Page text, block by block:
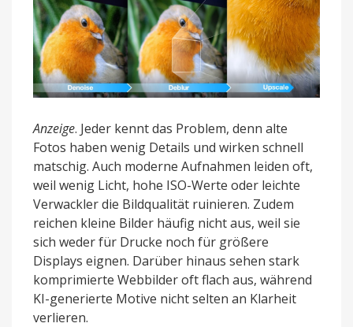
Anzeige. Jeder kennt das Problem, denn alte
Fotos haben wenig Details und wirken schnell
matschig. Auch moderne Aufnahmen leiden oft,
weil wenig Licht, hohe ISO-Werte oder leichte
Verwackler die Bildqualität ruinieren. Zudem
reichen kleine Bilder häufig nicht aus, weil sie
sich weder für Drucke noch für größere
Displays eignen. Darüber hinaus sehen stark
komprimierte Webbilder oft flach aus, während
KI-generierte Motive nicht selten an Klarheit
verlieren.